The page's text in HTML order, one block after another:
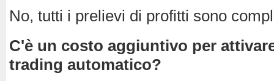
No, tutti i prelievi di profitti sono
C'è un costo aggiuntivo per
trading automatico?